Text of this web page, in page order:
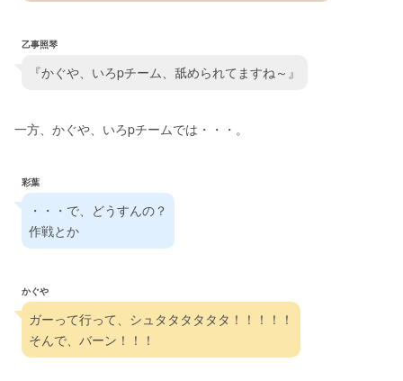
乙事照琴
『かぐや、いろpチーム、舐められてますね～』
一方、かぐや、いろpチームでは・・・。
彩葉
・・・で、どうすんの？
作戦とか
かぐや
ガーって行って、シュタタタタタタ！！！！！
そんで、バーン！！！